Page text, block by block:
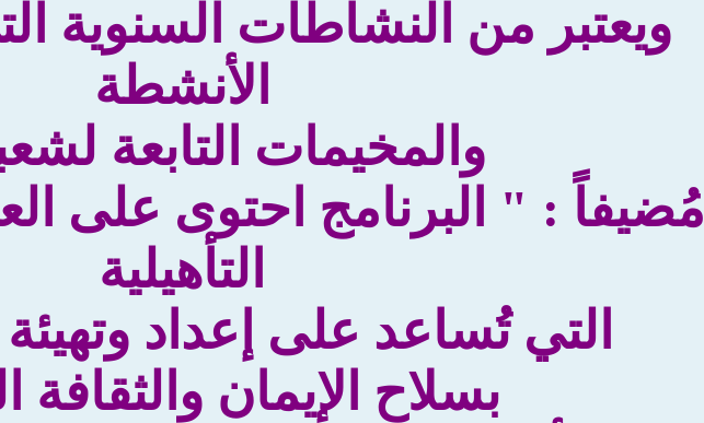
ويعتبر من النشاطات السنوية
الأنشطة
والمخيمات التابعة
مُضيفاً : " البرنامج احتوى على
التأهيلية
التي تُساعد على إعداد
بسلاح الإيمان والثقافة